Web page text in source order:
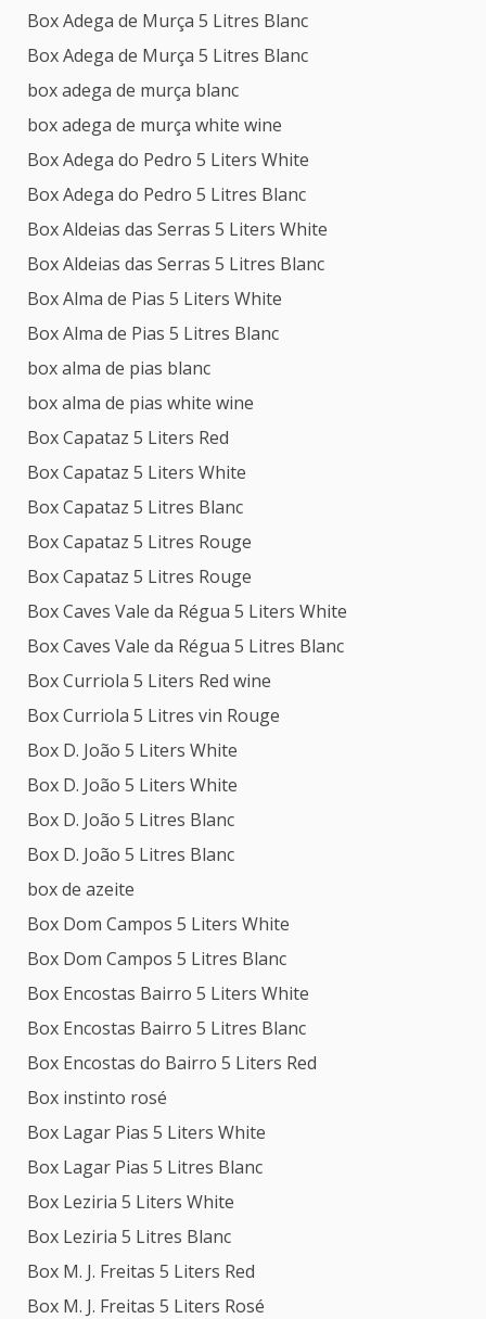
Box Adega de Murça 5 Litres Blanc
Box Adega de Murça 5 Litres Blanc
box adega de murça blanc
box adega de murça white wine
Box Adega do Pedro 5 Liters White
Box Adega do Pedro 5 Litres Blanc
Box Aldeias das Serras 5 Liters White
Box Aldeias das Serras 5 Litres Blanc
Box Alma de Pias 5 Liters White
Box Alma de Pias 5 Litres Blanc
box alma de pias blanc
box alma de pias white wine
Box Capataz 5 Liters Red
Box Capataz 5 Liters White
Box Capataz 5 Litres Blanc
Box Capataz 5 Litres Rouge
Box Capataz 5 Litres Rouge
Box Caves Vale da Régua 5 Liters White
Box Caves Vale da Régua 5 Litres Blanc
Box Curriola 5 Liters Red wine
Box Curriola 5 Litres vin Rouge
Box D. João 5 Liters White
Box D. João 5 Liters White
Box D. João 5 Litres Blanc
Box D. João 5 Litres Blanc
box de azeite
Box Dom Campos 5 Liters White
Box Dom Campos 5 Litres Blanc
Box Encostas Bairro 5 Liters White
Box Encostas Bairro 5 Litres Blanc
Box Encostas do Bairro 5 Liters Red
Box instinto rosé
Box Lagar Pias 5 Liters White
Box Lagar Pias 5 Litres Blanc
Box Leziria 5 Liters White
Box Leziria 5 Litres Blanc
Box M. J. Freitas 5 Liters Red
Box M. J. Freitas 5 Liters Rosé